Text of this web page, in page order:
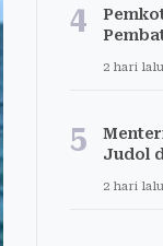
4
2 hari lalu
5
Judol
2 hari lalu